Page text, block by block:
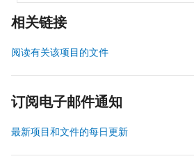
相关链接
阅读有关该项目的文件
订阅电子邮件通知
最新项目和文件的每日更新